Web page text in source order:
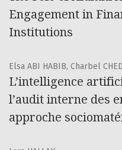
Engagement in
Institutions
Elsa ABI HABIB, Charbel
L’intelligence
l’audit interne des
approche